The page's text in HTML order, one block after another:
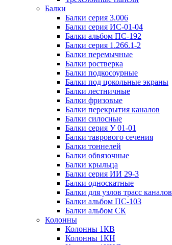
Балки
Балки серия 3.006
Балки серия ИС-01-04
Балки альбом ПС-192
Балки серия 1.266.1-2
Балки перемычные
Балки ростверка
Балки подкосоурные
Балки под цокольные экраны
Балки лестничные
Балки фризовые
Балки перекрытия каналов
Балки силосные
Балки серия У 01-01
Балки таврового сечения
Балки тоннелей
Балки обвязочные
Балки крыльца
Балки серия ИИ 29-3
Балки односкатные
Балки для узлов трасс каналов
Балки альбом ПС-103
Балки альбом СК
Колонны
Колонны 1КВ
Колонны 1КН